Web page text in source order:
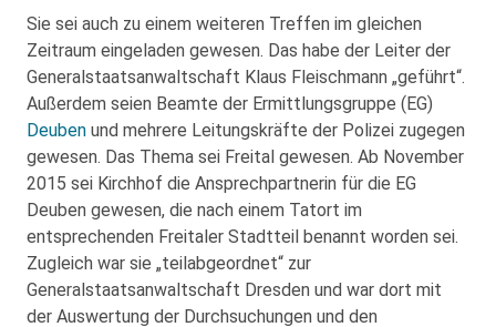
Sie sei auch zu einem weiteren Treffen im gleichen
Zeitraum eingeladen gewesen. Das habe der Leiter der
Generalstaatsanwaltschaft Klaus Fleischmann „geführt“.
Außerdem seien Beamte der Ermittlungsgruppe (EG)
Deuben und mehrere Leitungskräfte der Polizei zugegen
gewesen. Das Thema sei Freital gewesen. Ab November
2015 sei Kirchhof die Ansprechpartnerin für die EG
Deuben gewesen, die nach einem Tatort im
entsprechenden Freitaler Stadtteil benannt worden sei.
Zugleich war sie „teilabgeordnet“ zur
Generalstaatsanwaltschaft Dresden und war dort mit
der Auswertung der Durchsuchungen und den